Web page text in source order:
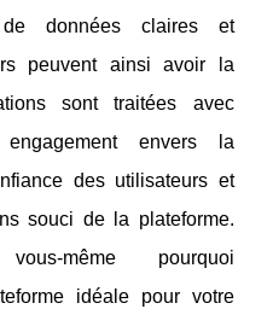
données claires et
peuvent ainsi avoir la
sont traitées avec
envers la
des utilisateurs et
souci de la plateforme.
même pourquoi
idéale pour votre